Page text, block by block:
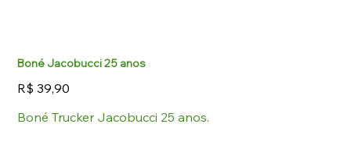
Boné Jacobucci 25 anos
Preço
R$ 39,90
Boné Trucker Jacobucci 25 anos.